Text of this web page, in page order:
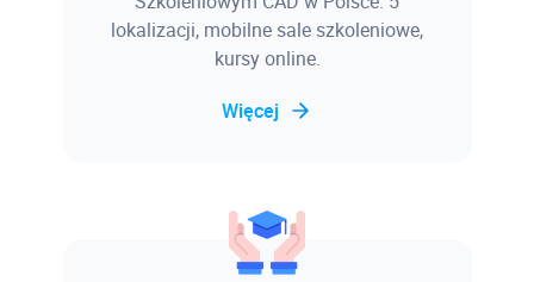
lokalizacji, mobilne sale szkoleniowe,
kursy online.
Więcej